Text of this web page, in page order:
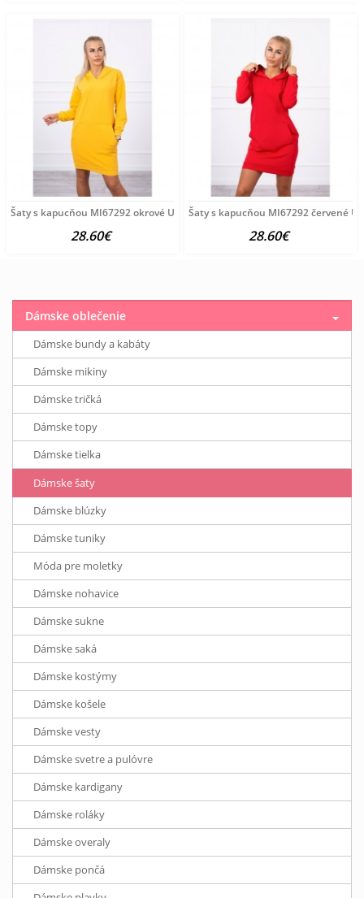
Šaty s kapucňou MI67292 okrové Univerzálna Okrová
28.60€
Šaty s kapucňou MI67292 červené
28.60€
Dámske oblečenie
Dámske bundy a kabáty
Dámske mikiny
Dámske tričká
Dámske topy
Dámske tielka
Dámske šaty
Dámske blúzky
Dámske tuniky
Móda pre moletky
Dámske nohavice
Dámske sukne
Dámske saká
Dámske kostýmy
Dámske košele
Dámske vesty
Dámske svetre a pulóvre
Dámske kardigany
Dámske roláky
Dámske overaly
Dámske pončá